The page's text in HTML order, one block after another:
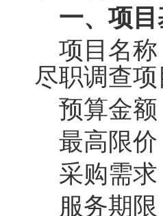
一、项
项目名
尽职调查项
预算金
最高限
采购需
服务期